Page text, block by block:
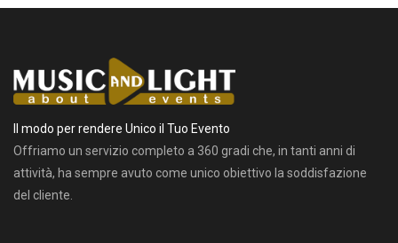
Il modo per rendere Unico il Tuo Evento
Offriamo un servizio completo a 360 gradi che, in tanti anni di
attività, ha sempre avuto come unico obiettivo la soddisfazione
del cliente.